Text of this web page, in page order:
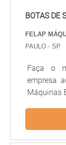
BOTAS DE
FELAP
PAULO - SP
Faça o
empresa
Máquinas